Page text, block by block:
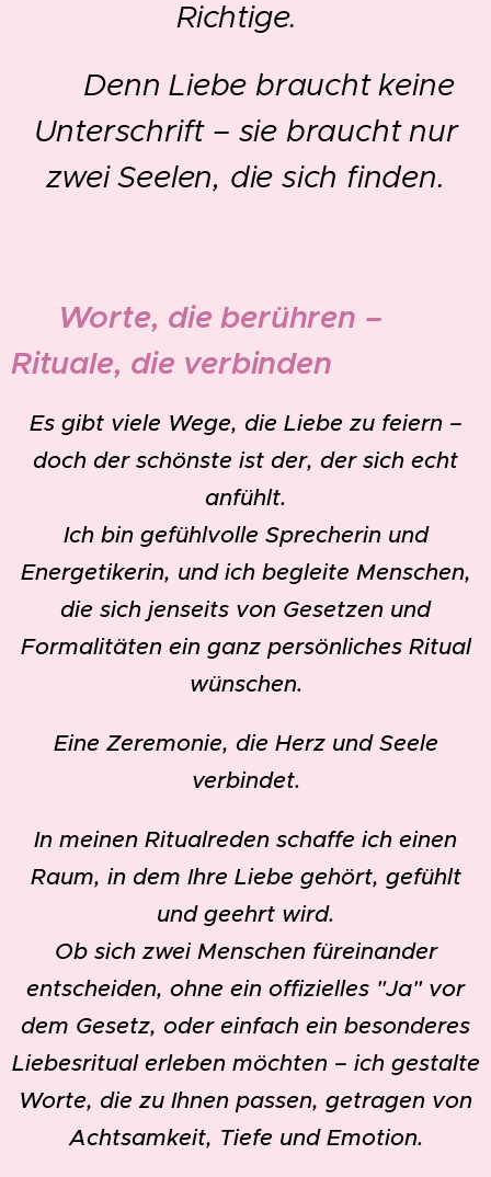
Richtige.
✨ Denn Liebe braucht keine
Unterschrift – sie braucht nur
zwei Seelen, die sich finden.
Worte, die berühren –
Rituale, die verbinden
Es gibt viele Wege, die Liebe zu feiern –
doch der schönste ist der, der sich echt
anfühlt.
Ich bin gefühlvolle Sprecherin und
Energetikerin, und ich begleite Menschen,
die sich jenseits von Gesetzen und
Formalitäten ein ganz persönliches Ritual
wünschen.
Eine Zeremonie, die Herz und Seele
verbindet.
In meinen Ritualreden schaffe ich einen
Raum, in dem Ihre Liebe gehört, gefühlt
und geehrt wird.
Ob sich zwei Menschen füreinander
entscheiden, ohne ein offizielles "Ja" vor
dem Gesetz, oder einfach ein besonderes
Liebesritual erleben möchten – ich gestalte
Worte, die zu Ihnen passen, getragen von
Achtsamkeit, Tiefe und Emotion.